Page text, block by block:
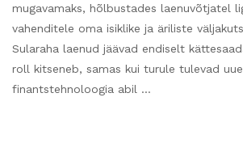
mugavamaks, hõlbustades laenuvõtjatel
vahenditele oma isiklike ja äriliste
Sularaha laenud jäävad endiselt
roll kitseneb, samas kui turule tulevad
finantstehnoloogia abil …